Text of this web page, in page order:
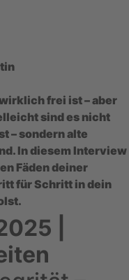
frei ist – aber
sind es nicht
– sondern alte
In diesem Interview
Fäden deiner
für Schritt in dein
|